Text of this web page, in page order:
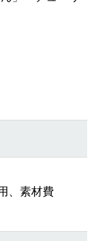
、素材費